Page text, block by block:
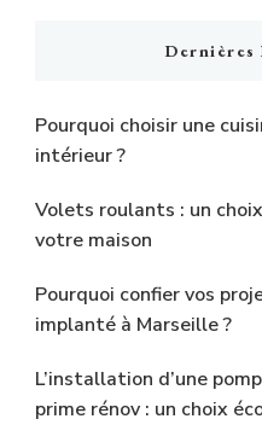
Dernières
Pourquoi choisir une
intérieur ?
Volets roulants : un
votre maison
Pourquoi confier vos
implanté à Marseille ?
L’installation d’une
prime rénov : un choix